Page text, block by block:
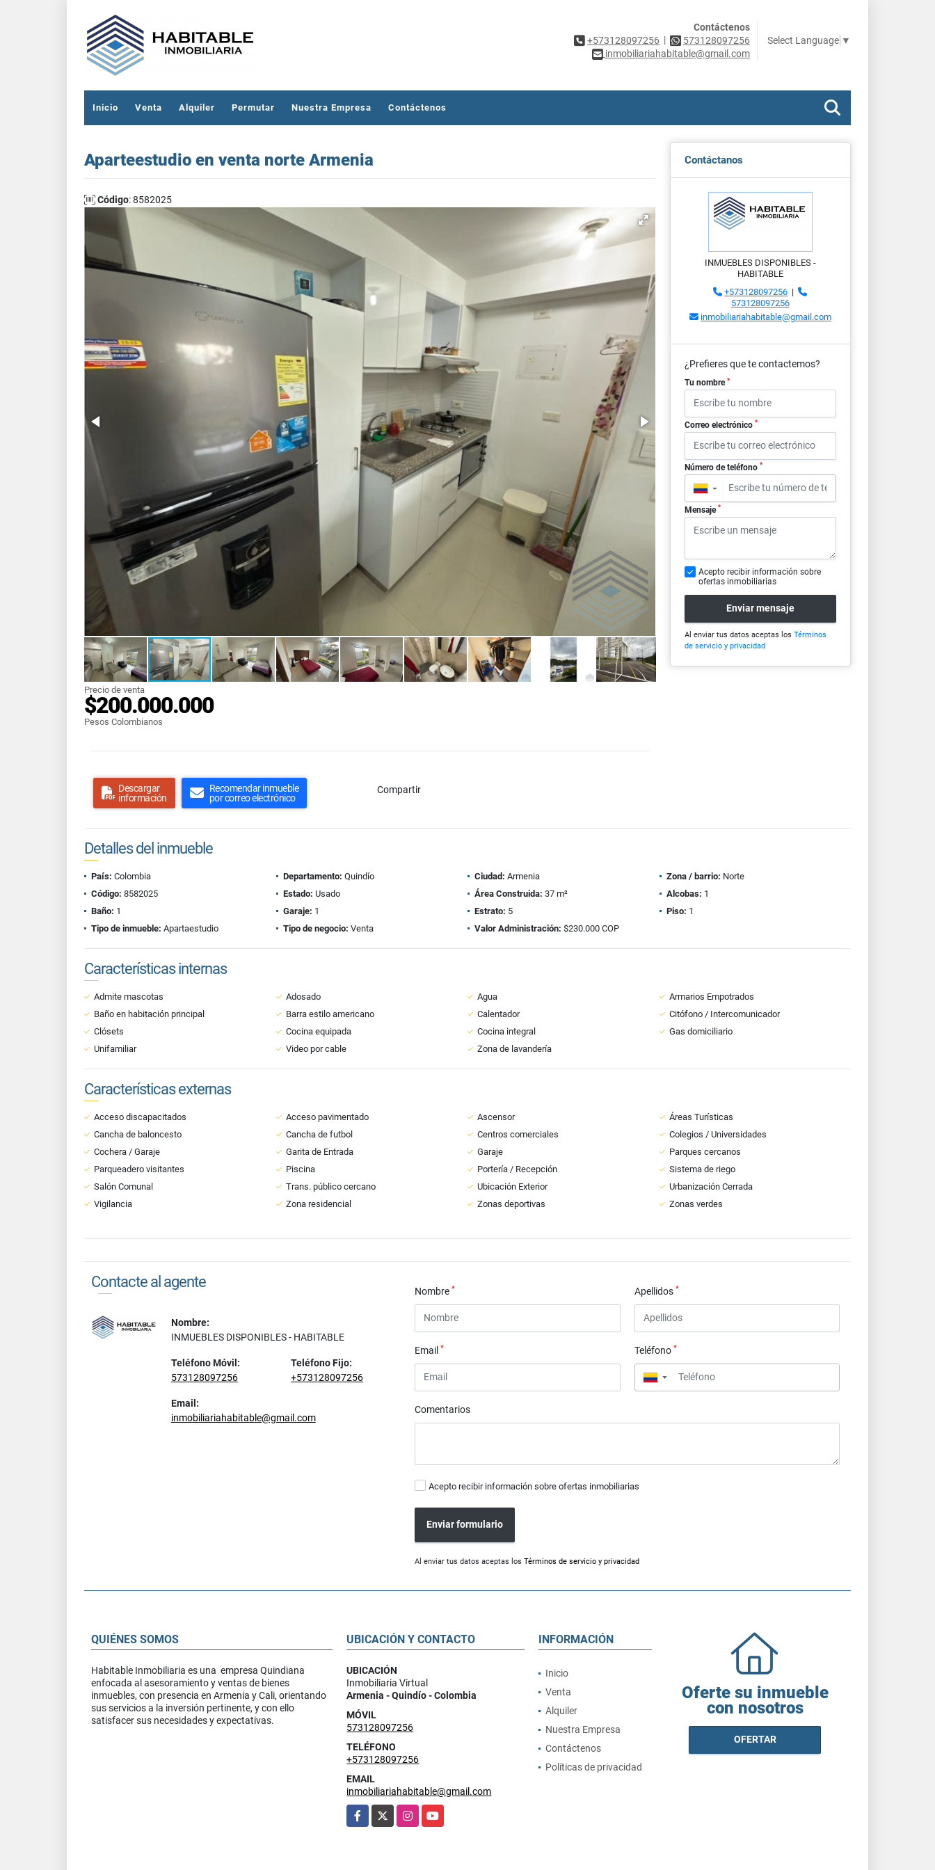
Contáctenos
+573128097256 |
573128097256
inmobiliariahabitable@gmail.com
Select Language ▼
Inicio Venta Alquiler Permutar Nuestra Empresa Contáctenos
Aparteestudio en venta norte Armenia
Código: 8582025
Precio de venta
$200.000.000
Pesos Colombianos
Descargar
información
Recomendar inmueble
por correo electrónico
Compartir
Contáctanos
INMUEBLES DISPONIBLES -
HABITABLE
+573128097256 |
573128097256
inmobiliariahabitable@gmail.com
¿Prefieres que te contactemos?
Tu nombre *
Correo electrónico *
Número de teléfono *
▼
Mensaje *
Acepto recibir información sobre
ofertas inmobiliarias
Enviar mensaje
Al enviar tus datos aceptas los Términos
de servicio y privacidad
Detalles del inmueble
País: Colombia Departamento: Quindío Ciudad: Armenia Zona / barrio: Norte
Código: 8582025 Estado: Usado Área Construida: 37 m² Alcobas: 1
Baño: 1 Garaje: 1 Estrato: 5 Piso: 1
Tipo de inmueble: Apartaestudio Tipo de negocio: Venta Valor Administración: $230.000 COP
Características internas
Admite mascotas Adosado Agua
Armarios Empotrados
Baño en habitación principal
Barra estilo americano Calentador
Citófono / Intercomunicador
Clósets
Cocina equipada Cocina integral
Gas domiciliario
Unifamiliar
Video por cable Zona de lavandería
Características externas
Acceso discapacitados Acceso pavimentado Ascensor
Áreas Turísticas
Cancha de baloncesto
Cancha de futbol Centros comerciales
Colegios / Universidades
Cochera / Garaje
Garita de Entrada Garaje
Parques cercanos
Parqueadero visitantes
Piscina Portería / Recepción
Sistema de riego
Salón Comunal
Trans. público cercano Ubicación Exterior
Urbanización Cerrada
Vigilancia
Zona residencial Zonas deportivas Zonas verdes
Contacte al agente
Nombre:
INMUEBLES DISPONIBLES - HABITABLE
Teléfono Móvil:
573128097256
Teléfono Fijo:
+573128097256
Email:
inmobiliariahabitable@gmail.com
Nombre* Apellidos *
Email* Teléfono *
▼
Comentarios
Acepto recibir información sobre ofertas inmobiliarias
Enviar formulario
Al enviar tus datos aceptas losTérminos de servicio y privacidad
QUIÉNES SOMOS
Habitable Inmobiliaria es una empresa Quindiana
enfocada al asesoramiento y ventas de bienes
inmuebles, con presencia en Armenia y Cali, orientando
sus servicios a la inversión pertinente, y con ello
satisfacer sus necesidades y expectativas.
UBICACIÓN Y CONTACTO
UBICACIÓN
Inmobiliaria Virtual
Armenia - Quindío - Colombia
MÓVIL
573128097256
TELÉFONO
+573128097256
EMAIL
inmobiliariahabitable@gmail.com
Facebook
X InstagramYouTube
INFORMACIÓN
Inicio
Venta
Alquiler
Nuestra Empresa
Contáctenos
Políticas de privacidad
Oferte su inmueble
con nosotros
OFERTAR